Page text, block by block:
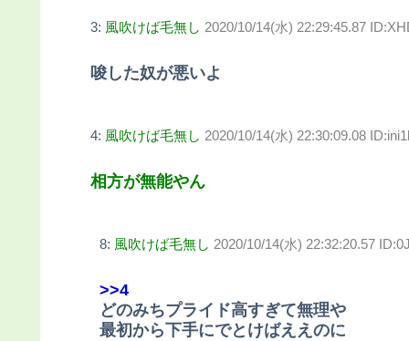
3: 風吹けば毛無し 2020/10/14(水) 22:29:45.87
唆した奴が悪いよ
4: 風吹けば毛無し 2020/10/14(水) 22:30:09.08
相方が無能やん
8: 風吹けば毛無し 2020/10/14(水) 22:32:20.57
>>4
どのみちプライド高すぎて無理や
最初から下手にでとけばええのに